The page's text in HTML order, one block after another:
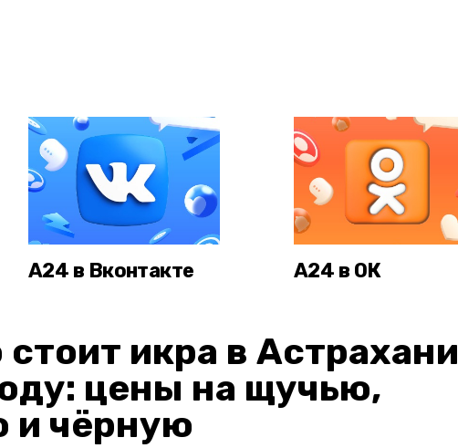
А24 в Вконтакте А24 в ОК
икра в Астрахани
цены на щучью,
и чёрную